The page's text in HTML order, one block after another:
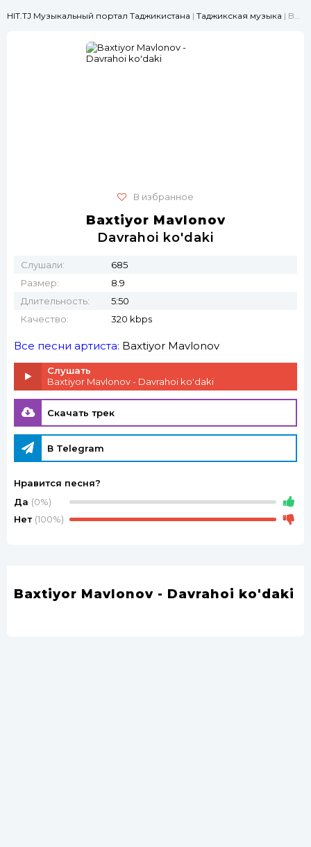
HIT.TJ Музыкальный портал Таджикистана | Таджикская музыка | Baxtiyor Mavlonov - Davrahoi ko'daki
В избранное
Baxtiyor Mavlonov
Davrahoi ko'daki
Слушали:
685
Размер:
8.9
Длительность:
5:50
Качество:
320 kbps
Все песни артиста: Baxtiyor Mavlonov
Слушать
Baxtiyor Mavlonov - Davrahoi ko'daki
Скачать трек
В Telegram
Нравится песня?
Да (0%)
Нет (100%)
Baxtiyor Mavlonov - Davrahoi ko'daki